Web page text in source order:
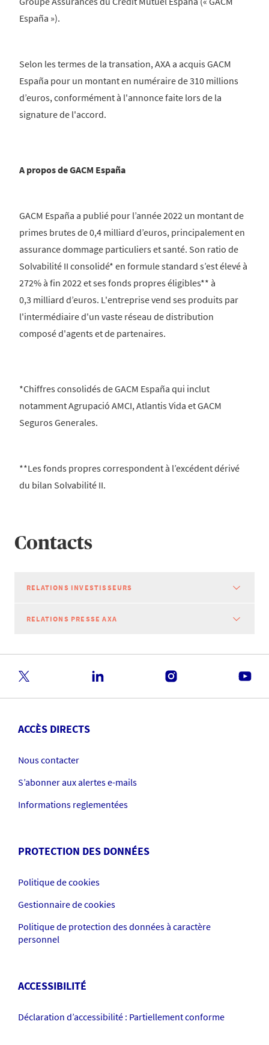
España »).
Selon les termes de la transation, AXA a acquis GACM
España pour un montant en numéraire de 310 millions
d’euros, conformément à l'annonce faite lors de la
signature de l'accord.
A propos de GACM España
GACM España a publié pour l’année 2022 un montant de
primes brutes de 0,4 milliard d’euros, principalement en
assurance dommage particuliers et santé. Son ratio de
Solvabilité II consolidé* en formule standard s’est élevé à
272% à fin 2022 et ses fonds propres éligibles** à
0,3 milliard d’euros. L'entreprise vend ses produits par
l'intermédiaire d'un vaste réseau de distribution
composé d'agents et de partenaires.
*Chiffres consolidés de GACM España qui inclut
notamment Agrupació AMCI, Atlantis Vida et GACM
Seguros Generales.
**Les fonds propres correspondent à l’excédent dérivé
du bilan Solvabilité II.
Contacts
RELATIONS INVESTISSEURS
RELATIONS PRESSE AXA
ACCÈS DIRECTS
Nous contacter
S’abonner aux alertes e-mails
Informations reglementées
PROTECTION DES DONNÉES
Politique de cookies
Gestionnaire de cookies
Politique de protection des données à caractère
personnel
ACCESSIBILITÉ
Déclaration d’accessibilité : Partiellement conforme